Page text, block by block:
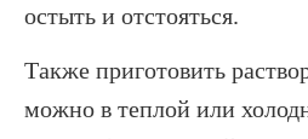
остыть и отстояться.
Также приготовить
можно в теплой или